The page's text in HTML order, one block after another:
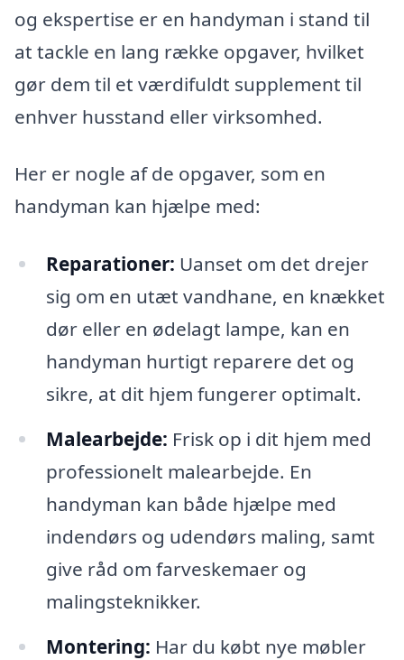
og ekspertise er en handyman i stand til
at tackle en lang række opgaver, hvilket
gør dem til et værdifuldt supplement til
enhver husstand eller virksomhed.
Her er nogle af de opgaver, som en
handyman kan hjælpe med:
Reparationer: Uanset om det drejer
sig om en utæt vandhane, en knækket
dør eller en ødelagt lampe, kan en
handyman hurtigt reparere det og
sikre, at dit hjem fungerer optimalt.
Malearbejde: Frisk op i dit hjem med
professionelt malearbejde. En
handyman kan både hjælpe med
indendørs og udendørs maling, samt
give råd om farveskemaer og
malingsteknikker.
Montering: Har du købt nye møbler